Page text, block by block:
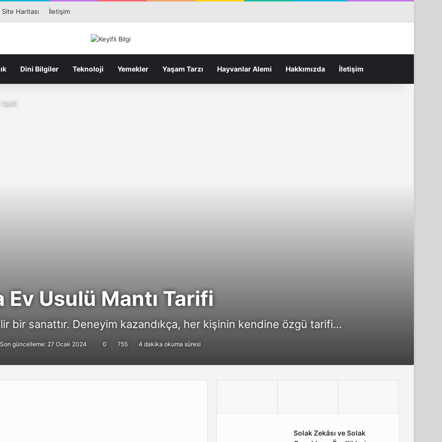
Site Haritası İletişim
Dini Bilgiler Teknoloji Yemekler Yaşam Tarzı Hayvanlar Alemi Hakkımızda İletişim
Tarifi
Usulü Mantı Tarifi
bir sanattır. Deneyim kazandıkça, her kişinin kendine özgü tarifi...
Son güncelleme: 27 Ocak 2024 0 755 4 dakika okuma süresi
Solak Zekâsı ve Solak